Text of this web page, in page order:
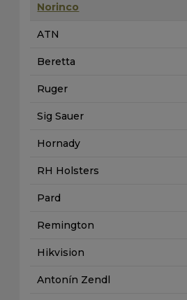
Norinco
ATN
Beretta
Ruger
Sig Sauer
Hornady
RH Holsters
Pard
Remington
Hikvision
Antonín Zendl